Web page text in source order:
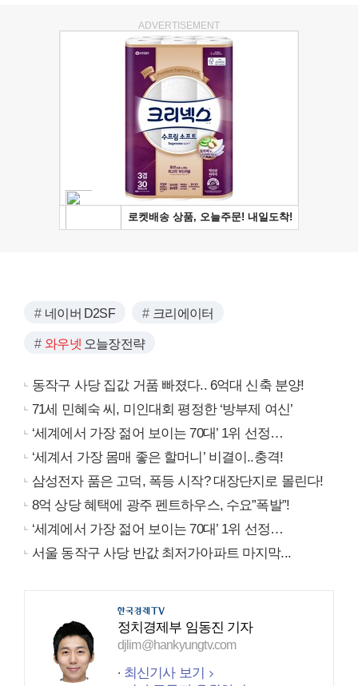
ADVERTISEMENT
네이버 D2SF 크리에이터
와우넷 오늘장전략
동작구 사당 집값 거품 빠졌다.. 6억대 신축 분양!
71세 민혜숙 씨, 미인대회 평정한 ‘방부제 여신’
‘세계에서 가장 젊어 보이는 70대’ 1위 선정…
‘세계서 가장 몸매 좋은 할머니’ 비결이..충격!
삼성전자 품은 고덕, 폭등 시작? 대장단지로 몰린다!
8억 상당 혜택에 광주 펜트하우스, 수요”폭발”!
‘세계에서 가장 젊어 보이는 70대’ 1위 선정…
서울 동작구 사당 반값 최저가아파트 마지막...
정치경제부 임동진 기자
djlim@hankyungtv.com
최신기사 보기